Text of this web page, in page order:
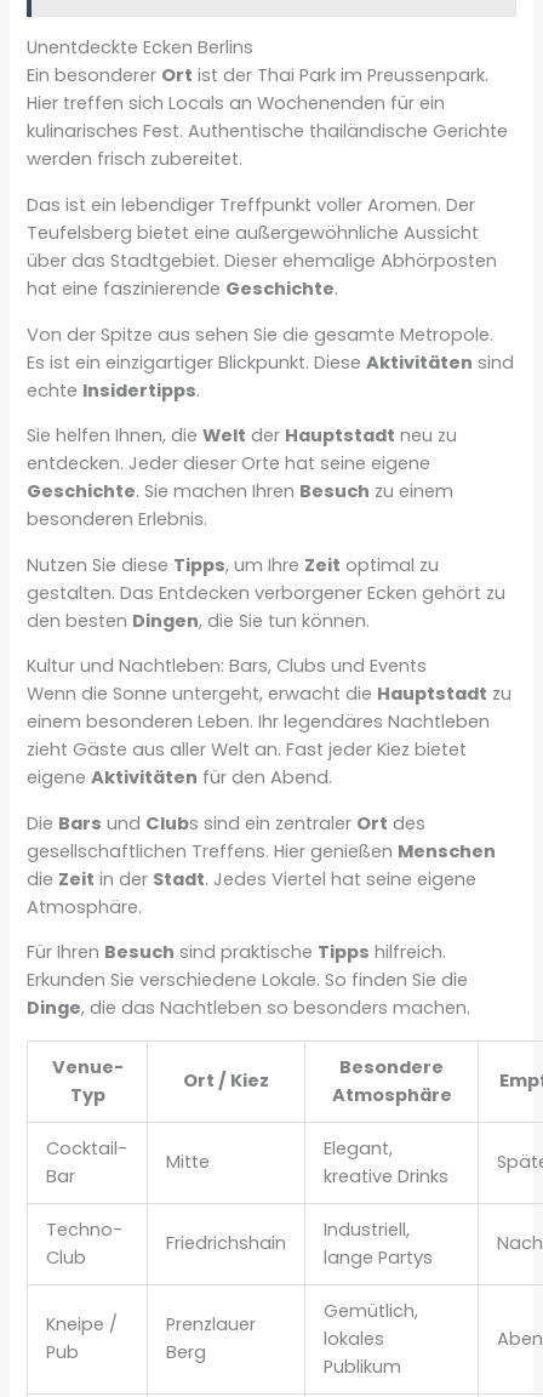
Unentdeckte Ecken Berlins
Ein besonderer Ort ist der Thai Park im Preussenpark.
Hier treffen sich Locals an Wochenenden für ein
kulinarisches Fest. Authentische thailändische Gerichte
werden frisch zubereitet.
Das ist ein lebendiger Treffpunkt voller Aromen. Der
Teufelsberg bietet eine außergewöhnliche Aussicht
über das Stadtgebiet. Dieser ehemalige Abhörposten
hat eine faszinierende Geschichte.
Von der Spitze aus sehen Sie die gesamte Metropole.
Es ist ein einzigartiger Blickpunkt. DieseAktivitäten sind
echte Insidertipps.
Sie helfen Ihnen, dieWelt der Hauptstadt neu zu
entdecken. Jeder dieser Orte hat seine eigene
Geschichte. Sie machen Ihren Besuch zu einem
besonderen Erlebnis.
Nutzen Sie diese Tipps, um Ihre Zeit optimal zu
gestalten. Das Entdecken verborgener Ecken gehört zu
den besten Dingen, die Sie tun können.
Kultur und Nachtleben: Bars, Clubs und Events
Wenn die Sonne untergeht, erwacht die Hauptstadt zu
einem besonderen Leben. Ihr legendäres Nachtleben
zieht Gäste aus aller Welt an. Fast jeder Kiez bietet
eigeneAktivitäten für den Abend.
Die Bars und Clubs sind ein zentraler Ort des
gesellschaftlichen Treffens. Hier genießen Menschen
die Zeit in der Stadt. Jedes Viertel hat seine eigene
Atmosphäre.
Für Ihren Besuch sind praktische Tipps hilfreich.
Erkunden Sie verschiedene Lokale. So finden Sie die
Dinge, die das Nachtleben so besonders machen.
Venue-
Typ
Ort / Kiez
Besondere
Atmosphäre
Cocktail-
Bar
Mitte
Elegant,
kreative Drinks
Techno-
Club
Friedrichshain
Industriell,
lange Partys
Kneipe /
Pub
Prenzlauer
Berg
Gemütlich,
lokales
Publikum